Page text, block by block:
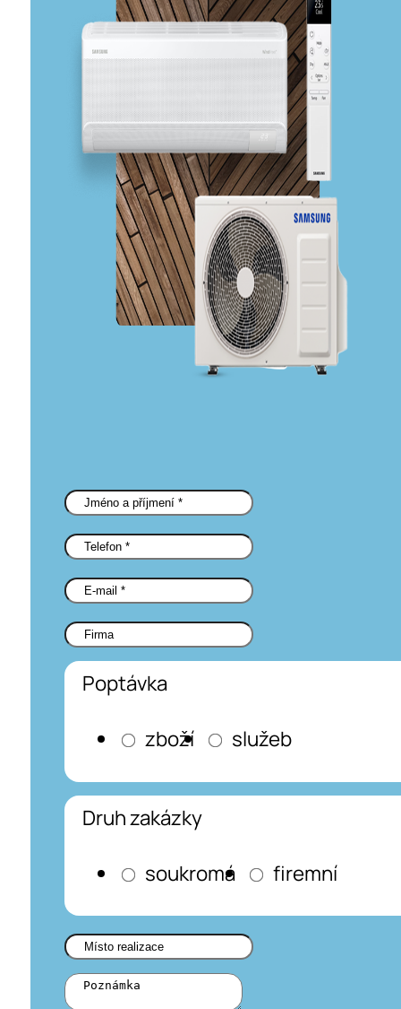
Poptávka
zboží služeb
Druh zakázky
soukromá firemní